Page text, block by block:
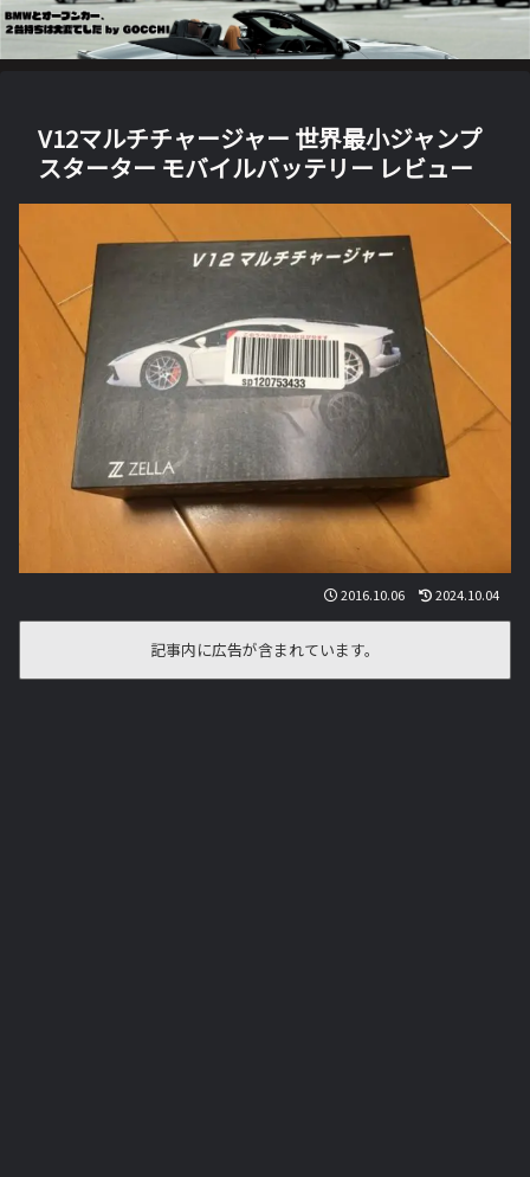
V12マルチチャージャー 世界最小ジャンプ
スターター モバイルバッテリー レビュー
2016.10.06 2024.10.04
記事内に広告が含まれています。